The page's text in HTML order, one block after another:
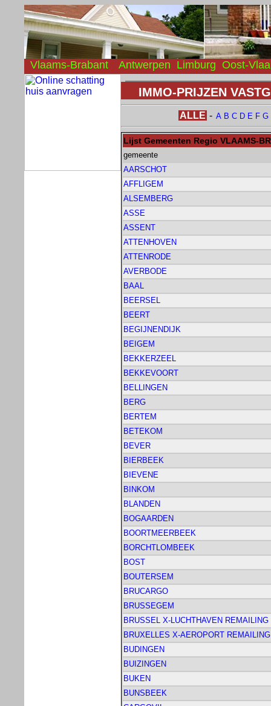
Vlaams-Brabant Antwerpen Limburg Oost-
IMMO-PRIJZEN
ALLE - A B C D E F G
Lijst Gemeenten Regio VLAAMS-
gemeente
AARSCHOT
AFFLIGEM
ALSEMBERG
ASSE
ASSENT
ATTENHOVEN
ATTENRODE
AVERBODE
BAAL
BEERSEL
BEERT
BEGIJNENDIJK
BEIGEM
BEKKERZEEL
BEKKEVOORT
BELLINGEN
BERG
BERTEM
BETEKOM
BEVER
BIERBEEK
BIEVENE
BINKOM
BLANDEN
BOGAARDEN
BOORTMEERBEEK
BORCHTLOMBEEK
BOST
BOUTERSEM
BRUCARGO
BRUSSEGEM
BRUSSEL X-LUCHTHAVEN REMAILING
BRUXELLES X-AEROPORT REMAILING
BUDINGEN
BUIZINGEN
BUKEN
BUNSBEEK